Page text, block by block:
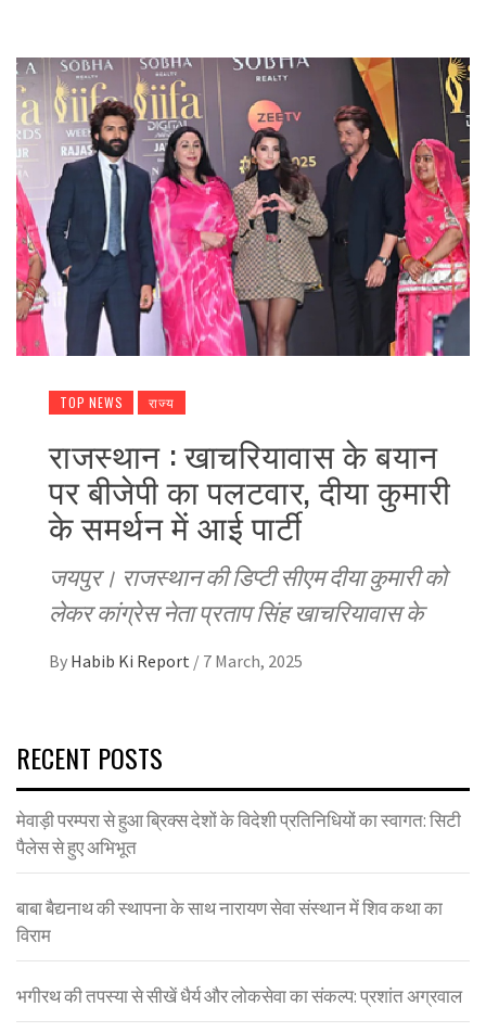
TOP NEWS राज्य
राजस्थान : खाचरियावास के बयान
पर बीजेपी का पलटवार, दीया कुमारी
के समर्थन में आई पार्टी
जयपुर। राजस्थान की डिप्टी सीएम दीया कुमारी को
लेकर कांग्रेस नेता प्रताप सिंह खाचरियावास के
By Habib Ki Report / 7 March, 2025
RECENT POSTS
मेवाड़ी परम्परा से हुआ ब्रिक्स देशों के विदेशी प्रतिनिधियों का स्वागत: सिटी
पैलेस से हुए अभिभूत
बाबा बैद्यनाथ की स्थापना के साथ नारायण सेवा संस्थान में शिव कथा का
विराम
भगीरथ की तपस्या से सीखें धैर्य और लोकसेवा का संकल्प: प्रशांत अग्रवाल